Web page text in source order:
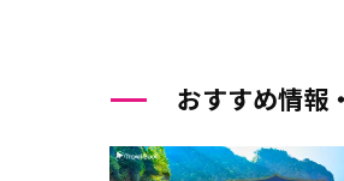
おすすめ情報